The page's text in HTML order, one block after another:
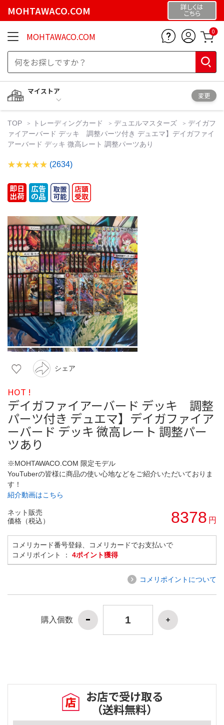
MOHTAWACO.COM 詳しくは
こちら
MOHTAWACO.COM 0
マイストア
変更
TOP トレーディングカード デュエルマスターズ
デイガフ
ァイアーバード デッキ 調整パーツ付き デュエマ】デイガファイ
アーバード デッキ 微高レート 調整パーツあり
(2634)
シェア
HOT !
デイガファイアーバード デッキ 調整
パーツ付き デュエマ】デイガファイア
ーバード デッキ 微高レート 調整パー
ツあり
※MOHTAWACO.COM 限定モデル
YouTuberの皆様に商品の使い心地などをご紹介いただいておりま
す！
紹介動画はこちら
ネット販売
価格（税込）
8378 円
コメリカード番号登録、コメリカードでお支払いで
コメリポイント ： 4ポイント獲得
コメリポイントについて
購入個数
お店で受け取る
（送料無料）